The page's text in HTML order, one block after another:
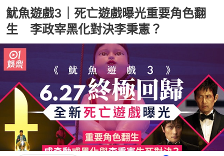
魷魚遊戲3｜死亡遊戲曝光重要角色翻
生 李政宰黑化對決李秉憲？